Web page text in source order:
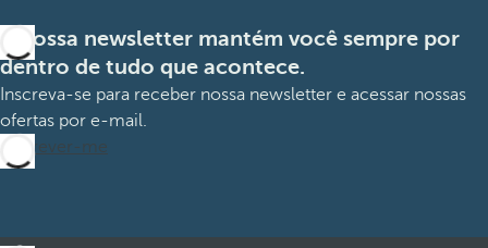
A nossa newsletter mantém você sempre por
dentro de tudo que acontece.
Inscreva-se para receber nossa newsletter e acessar nossas
ofertas por e-mail.
Inscrever-me